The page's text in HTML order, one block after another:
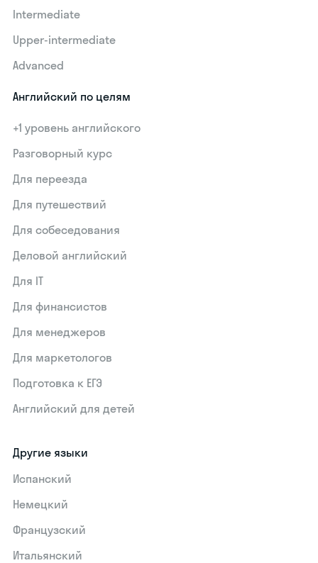
Intermediate
Upper-intermediate
Advanced
Английский по целям
+1 уровень английского
Разговорный курс
Для переезда
Для путешествий
Для собеседования
Деловой английский
Для IT
Для финансистов
Для менеджеров
Для маркетологов
Подготовка к ЕГЭ
Английский для детей
Другие языки
Испанский
Немецкий
Французский
Итальянский